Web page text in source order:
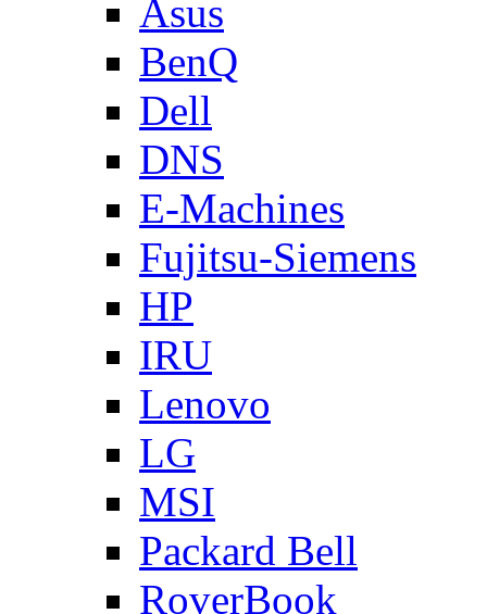
Asus
BenQ
Dell
DNS
E-Machines
Fujitsu-Siemens
HP
IRU
Lenovo
LG
MSI
Packard Bell
RoverBook